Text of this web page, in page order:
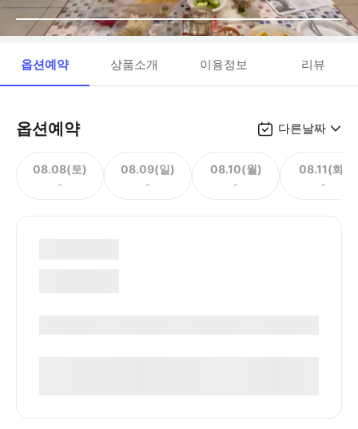
옵션예약 상품소개 이용정보 리뷰
옵션예약 다른날짜
08.08(토)
-
08.09(일)
-
08.10(월)
-
08.11(화)
-